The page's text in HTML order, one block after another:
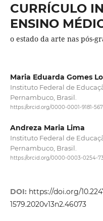
CURRÍCULO
ENSINO
o estado da arte nas pós-
Maria Eduarda Gomes
Instituto Federal de
Pernambuco, Brasil.
https://orcid.org/0000-0001-9181-
Andreza Maria Lima
Instituto Federal de
Pernambuco, Brasil.
https://orcid.org/0000-0003-0254-
DOI: https://doi.org/
1579.2020v13n2.46073